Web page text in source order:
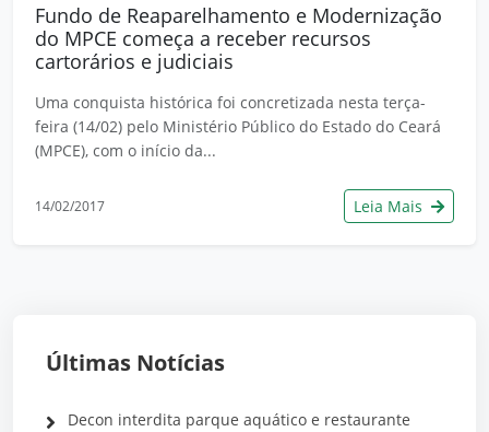
Fundo de Reaparelhamento e Modernização
do MPCE começa a receber recursos
cartorários e judiciais
Uma conquista histórica foi concretizada nesta terça-
feira (14/02) pelo Ministério Público do Estado do Ceará
(MPCE), com o início da...
14/02/2017 Leia Mais
Últimas Notícias
Decon interdita parque aquático e restaurante